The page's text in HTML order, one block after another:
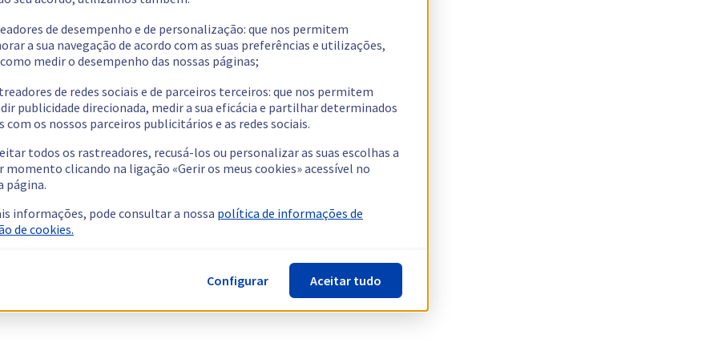
de desempenho e de personalização: que nos permitem
a sua navegação de acordo com as suas preferências e utilizações,
medir o desempenho das nossas páginas;
de redes sociais e de parceiros terceiros: que nos permitem
publicidade direcionada, medir a sua eficácia e partilhar determinados
com os nossos parceiros publicitários e as redes sociais.
todos os rastreadores, recusá-los ou personalizar as suas escolhas a
momento clicando na ligação «Gerir os meus cookies» acessível no
página.
informações, pode consultar a nossa política de informações de
de cookies.
Configurar Aceitar tudo